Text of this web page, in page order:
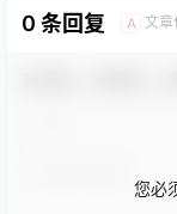
0 条回复 A 文章
您必